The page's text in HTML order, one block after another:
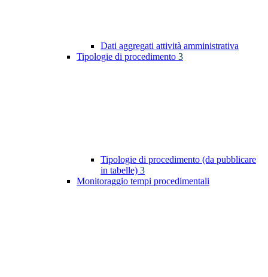
Dati aggregati attività amministrativa
Tipologie di procedimento 3
Tipologie di procedimento (da pubblicare
in tabelle) 3
Monitoraggio tempi procedimentali